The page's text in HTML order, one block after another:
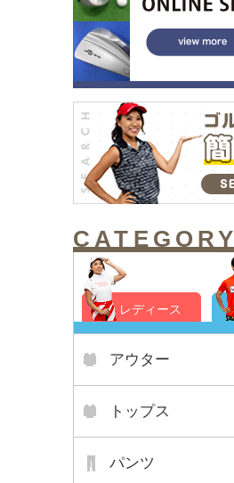
CATEGORY
レディース
アウター
トップス
パンツ